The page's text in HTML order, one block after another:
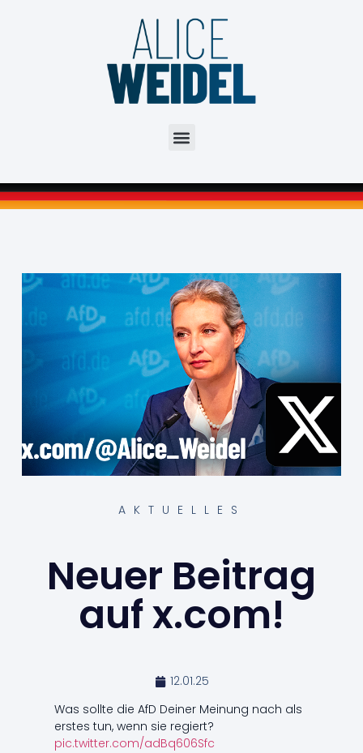
AKTUELLES
Neuer Beitrag
auf x.com!
12.01.25
Was sollte die AfD Deiner Meinung nach als
erstes tun, wenn sie regiert?
pic.twitter.com/adBq606Sfc